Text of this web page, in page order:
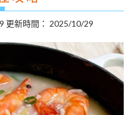
更新時間： 2025/10/29